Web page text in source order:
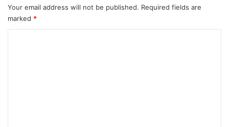
Your email address will not be published. Required fields are
marked *